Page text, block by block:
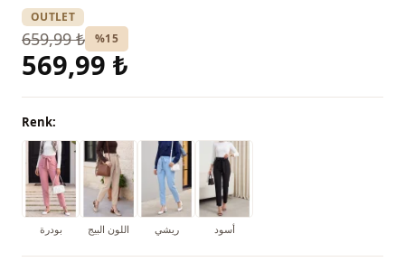
OUTLET
659,99 ₺ %15
569,99 ₺
Renk:
بودرة اللون البيج ريشي أسود